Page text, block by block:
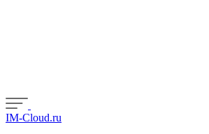
IM-Cloud.ru